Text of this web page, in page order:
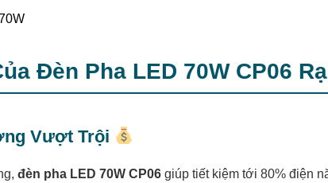
Đèn Pha LED 70W CP06
Vượt Trội
đèn pha LED 70W CP06giúp tiết kiệm tới 80% điện